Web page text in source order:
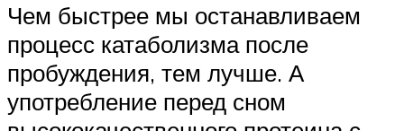
Чем быстрее мы останавливаем
процесс катаболизма после
пробуждения, тем лучше. А
употребление перед сном